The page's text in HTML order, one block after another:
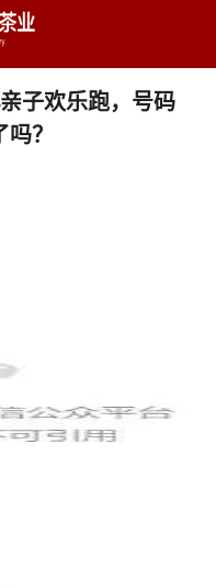
容
子欢乐跑，号码
？